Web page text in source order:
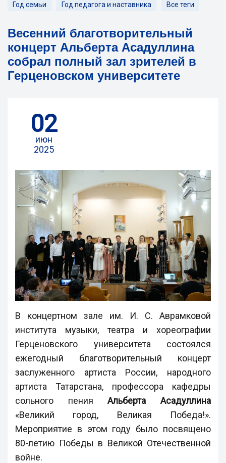
Год семьи Год педагога и наставника Все теги
Весенний благотворительный
концерт Альберта Асадуллина
собрал полный зал зрителей в
Герценовском университете
02
июн
2025
В концертном зале им. И. С. Аврамковой
института музыки, театра и хореографии
Герценовского университета состоялся
ежегодный благотворительный концерт
заслуженного артиста России, народного
артиста Татарстана, профессора кафедры
сольного пенияАльберта Асадуллина
«Великий город, Великая Победа!».
Мероприятие в этом году было посвящено
80-летию Победы в Великой Отечественной
войне.